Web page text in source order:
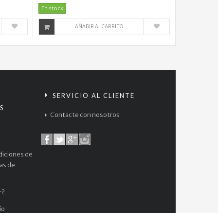
En stock
AÑADIR AL CARRITO
de
de
SERVICIO AL CLIENTE
Contacte con nosotros